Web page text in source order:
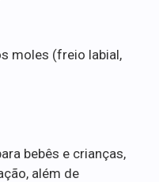
moles (freio labial,
bebês e crianças,
além de